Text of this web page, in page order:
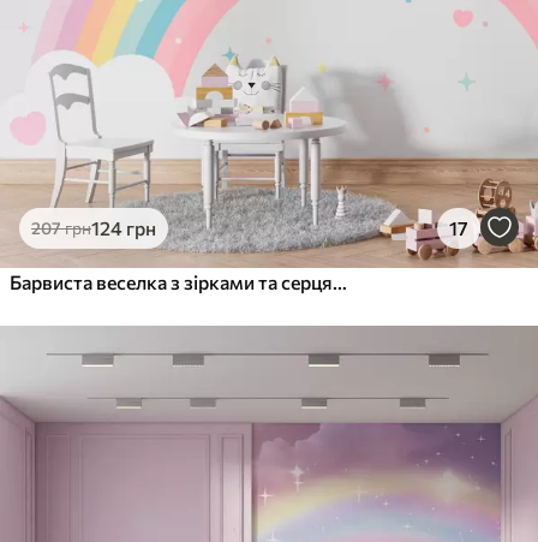
730 грн /м²
Peel and Stick
1458 875
207грн124 грн 17